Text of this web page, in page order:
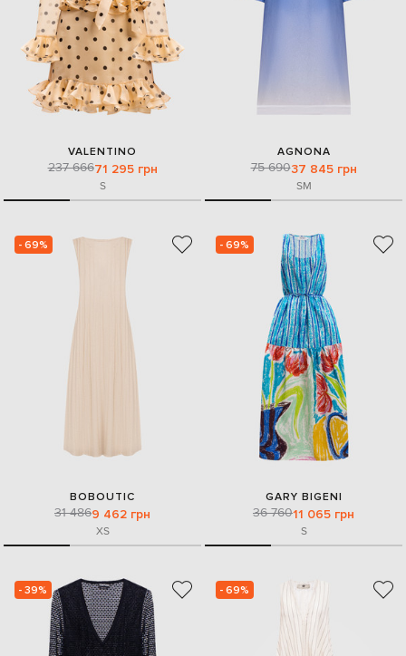
VALENTINO
237 66671 295 грн
S
AGNONA
75 69037 845 грн
SM
- 69%
BOBOUTIC
31 4869 462 грн
XS
- 69%
GARY BIGENI
36 76011 065 грн
S
- 39% - 69%